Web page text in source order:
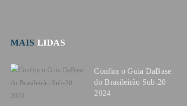
MAIS LIDAS
Confira o Guia DaBase
do Brasileirão Sub-20
2024